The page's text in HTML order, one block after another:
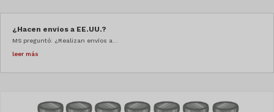
¿Hacen envíos a EE.UU.?
MS preguntó: ¿Realizan envíos a...
leer más